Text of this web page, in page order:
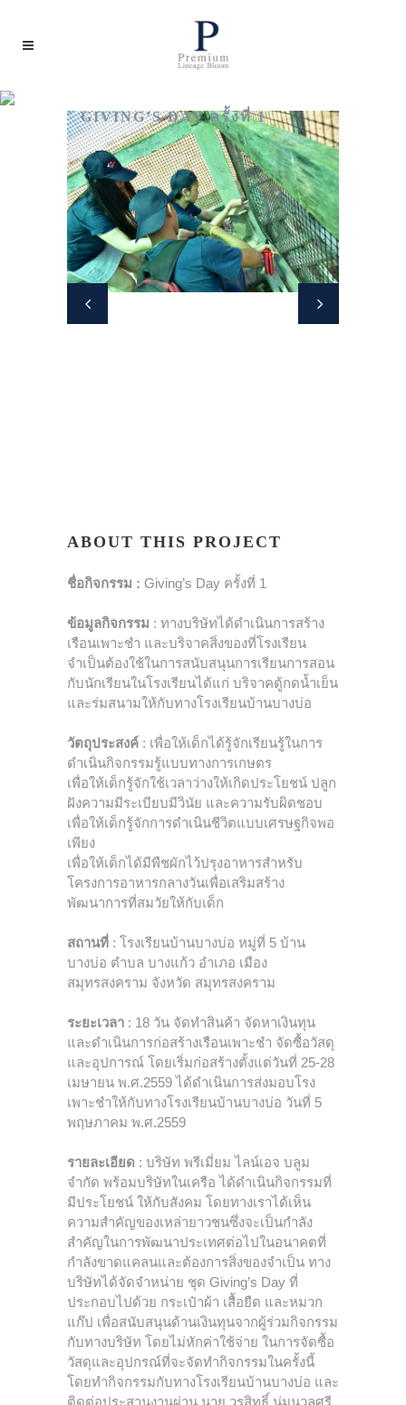
GIVING’S DAY ครั้งที่ 1
ABOUT THIS PROJECT
ชื่อกิจกรรม : Giving’s Day ครั้งที่ 1
ข้อมูลกิจกรรม : ทางบริษัทได้ดำเนินการสร้าง
เรือนเพาะชำ และบริจาคสิ่งของที่โรงเรียน
จำเป็นต้องใช้ในการสนับสนุนการเรียนการสอน
กับนักเรียนในโรงเรียนได้แก่ บริจาคตู้กดน้ำเย็น
และร่มสนามให้กับทางโรงเรียนบ้านบางบ่อ
วัตถุประสงค์ : เพื่อให้เด็กได้รู้จักเรียนรู้ในการ
ดำเนินกิจกรรมรู้แบบทางการเกษตร
เพื่อให้เด็กรู้จักใช้เวลาว่างให้เกิดประโยชน์ ปลูก
ฝังความมีระเบียบมีวินัย และความรับผิดชอบ
เพื่อให้เด็กรู้จักการดำเนินชีวิตแบบเศรษฐกิจพอ
เพียง
เพื่อให้เด็กได้มีพืชผักไว้ปรุงอาหารสำหรับ
โครงการอาหารกลางวันเพื่อเสริมสร้าง
พัฒนาการที่สมวัยให้กับเด็ก
สถานที่ : โรงเรียนบ้านบางบ่อ หมู่ที่ 5 บ้าน
บางบ่อ ตำบล บางแก้ว อำเภอ เมือง
สมุทรสงคราม จังหวัด สมุทรสงคราม
ระยะเวลา : 18 วัน จัดทำสินค้า จัดหาเงินทุน
และดำเนินการก่อสร้างเรือนเพาะชำ จัดซื้อวัสดุ
และอุปการณ์ โดยเริ่มก่อสร้างตั้งแต่วันที่ 25-28
เมษายน พ.ศ.2559 ได้ดำเนินการส่งมอบโรง
เพาะชำให้กับทางโรงเรียนบ้านบางบ่อ วันที่ 5
พฤษภาคม พ.ศ.2559
รายละเอียด : บริษัท พรีเมี่ยม ไลน์เอจ บลูม
จำกัด พร้อมบริษัทในเครือ ได้ดำเนินกิจกรรมที่
มีประโยชน์ ให้กับสังคม โดยทางเราได้เห็น
ความสำคัญของเหล่ายาวชนซึ่งจะเป็นกำลัง
สำคัญในการพัฒนาประเทศต่อไปในอนาคตที่
กำลังขาดแคลนและต้องการสิ่งของจำเป็น ทาง
บริษัทได้จัดจำหน่าย ชุด Giving’s Day ที่
ประกอบไปด้วย กระเป๋าผ้า เสื้อยืด และหมวก
แก๊ป เพื่อสนับสนุนด้านเงินทุนจากผู้ร่วมกิจกรรม
กับทางบริษัท โดยไม่หักค่าใช้จ่าย ในการจัดซื้อ
วัสดุและอุปกรณ์ที่จะจัดทำกิจกรรมในครั้งนี้
โดยทำกิจกรรมกับทางโรงเรียนบ้านบางบ่อ และ